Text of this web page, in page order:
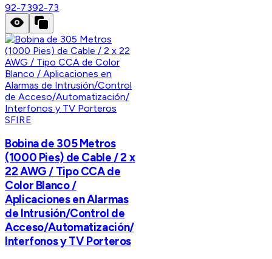
92-7392-73
SFIRE
Bobina de 305 Metros
(1000 Pies) de Cable / 2 x
22 AWG / Tipo CCA de
Color Blanco /
Aplicaciones en Alarmas
de Intrusión/Control de
Acceso/Automatización/
Interfonos y TV Porteros